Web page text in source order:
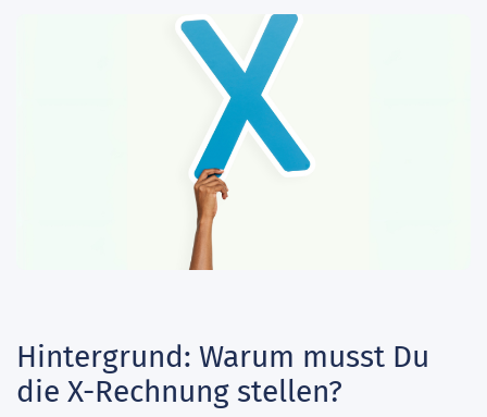
Hintergrund: Warum musst Du
die X-Rechnung stellen?